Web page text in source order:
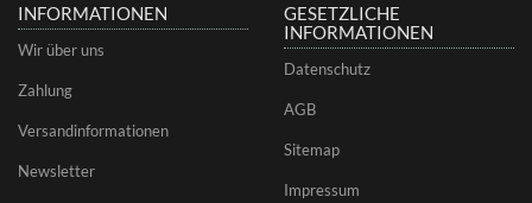
INFORMATIONEN
Wir über uns
Zahlung
Versandinformationen
Newsletter
GESETZLICHE
INFORMATIONEN
Datenschutz
AGB
Sitemap
Impressum